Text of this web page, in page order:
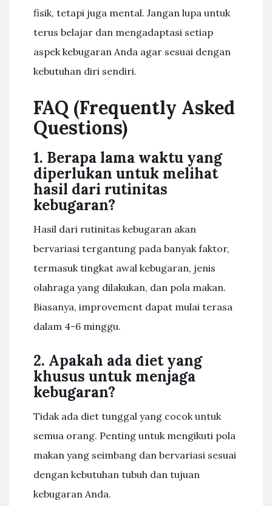
fisik, tetapi juga mental. Jangan lupa untuk
terus belajar dan mengadaptasi setiap
aspek kebugaran Anda agar sesuai dengan
kebutuhan diri sendiri.
FAQ (Frequently Asked
Questions)
1. Berapa lama waktu yang
diperlukan untuk melihat
hasil dari rutinitas
kebugaran?
Hasil dari rutinitas kebugaran akan
bervariasi tergantung pada banyak faktor,
termasuk tingkat awal kebugaran, jenis
olahraga yang dilakukan, dan pola makan.
Biasanya, improvement dapat mulai terasa
dalam 4-6 minggu.
2. Apakah ada diet yang
khusus untuk menjaga
kebugaran?
Tidak ada diet tunggal yang cocok untuk
semua orang. Penting untuk mengikuti pola
makan yang seimbang dan bervariasi sesuai
dengan kebutuhan tubuh dan tujuan
kebugaran Anda.